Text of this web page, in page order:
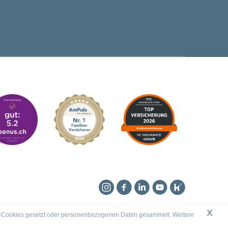
gesetzt oder personenbezogenen Daten gesammelt. Weitere
X
Instagram
Facebook
Linkedin
YouTubeKununu